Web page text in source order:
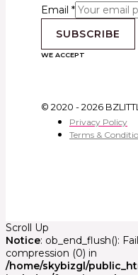
Email *
SUBSCRIBE
WE ACCEPT
© 2020 - 2026
Privacy Policy
Terms &
Scroll Up
Notice: ob_end_flush():
compression (0) in
/home/skybizgl/